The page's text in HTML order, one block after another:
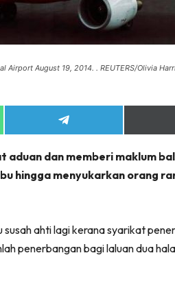
Airport August 19, 2014. . REUTERS/Olivia
Share
on
aduan dan memberi maklum
hingga menyukarkan orang
ahti lagi kerana syarikat
penerbangan bagi laluan dua